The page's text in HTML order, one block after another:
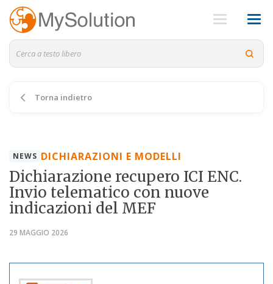
Torna indietro
NEWS DICHIARAZIONI E MODELLI
Dichiarazione recupero ICI ENC.
Invio telematico con nuove
indicazioni del MEF
29 MAGGIO 2026